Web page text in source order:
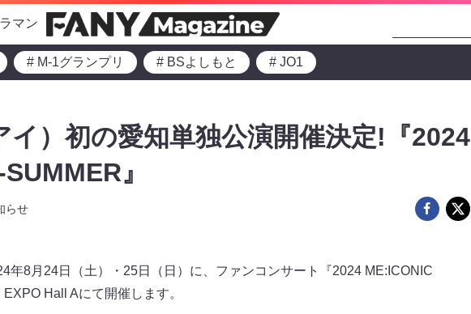
マン
# M-1グランプリ # BSよしもと # JO1
イ）初の愛知単独公演開催決定!『2024
』
らせ
年8月24日（土）・25日（日）に、ファンコンサート『2024 ME:ICONIC
Hall Aにて開催します。